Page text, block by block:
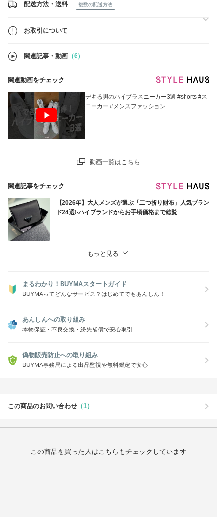
配送方法・送料 複数の配送方法
お取引について
関連記事・動画 （6）
関連動画をチェック
デキる男のハイブラスニーカー3選 #shorts #ス
ニーカー #メンズファッション
動画一覧はこちら
関連記事をチェック
【2026年】大人メンズが選ぶ「二つ折り財布」人気ブラン
ド24選!-ハイブランドからお手頃価格まで総覧
もっと見る
まるわかり！BUYMAスタートガイド
BUYMAってどんなサービス？はじめてでもあんしん！
あんしんへの取り組み
本物保証・不良交換・紛失補償で安心取引
偽物販売防止への取り組み
BUYMA事務局による出品監視や無料鑑定で安心
この商品のお問い合わせ （1）
この商品を買った人はこちらもチェックしています